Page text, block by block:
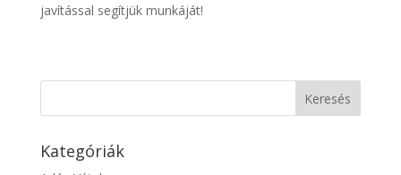
javítással segítjük munkáját!
Kategóriák